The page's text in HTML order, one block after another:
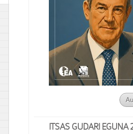
ITSAS GUDARI EGUNA